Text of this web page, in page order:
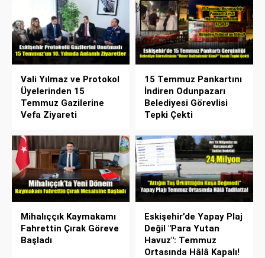
Vali Yılmaz ve Protokol
Üyelerinden 15
Temmuz Gazilerine
Vefa Ziyareti
15 Temmuz Pankartını
İndiren Odunpazarı
Belediyesi Görevlisi
Tepki Çekti
Mihalıççık Kaymakamı
Fahrettin Çırak Göreve
Başladı
Eskişehir’de Yapay Plaj
Değil "Para Yutan
Havuz": Temmuz
Ortasında Hâlâ Kapalı!